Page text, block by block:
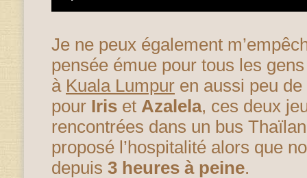
Je ne peux également
pensée émue pour tous les
à Kuala Lumpur en aussi peu
pour Iris et Azalela, ces deux
rencontrées dans un bus
proposé l’hospitalité alors que
depuis 3 heures à peine.